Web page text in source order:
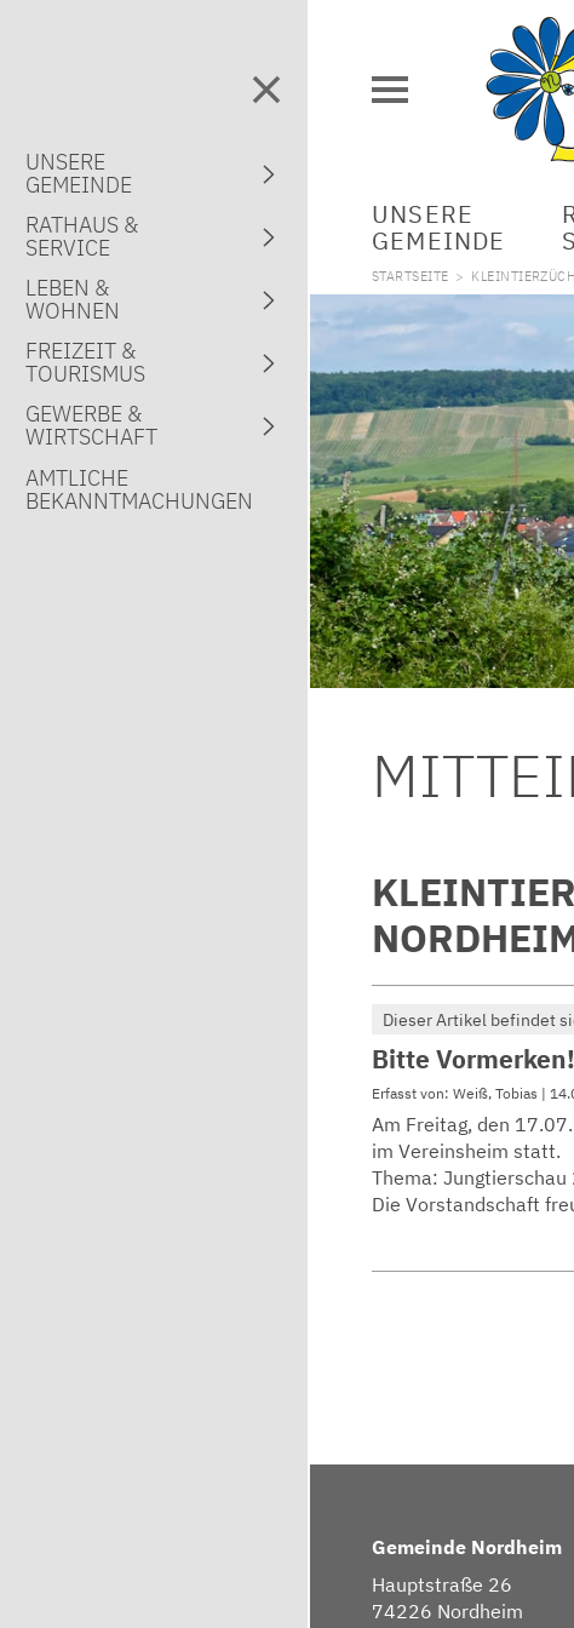
UNSERE
GEMEINDE
STARTSEITE >
Dieser Artikel befindet
Bitte
Erfasst von: Weiß, Tobias |
Am Freitag, den
im Vereinsheim statt.
Thema: Jungtierschau
Die Vorstandschaft
Gemeinde Nordheim
Hauptstraße 26
74226 Nordheim
UNSERE
GEMEINDE
RATHAUS &
SERVICE
LEBEN &
WOHNEN
FREIZEIT &
TOURISMUS
GEWERBE &
WIRTSCHAFT
AMTLICHE
BEKANNTMACHUNGEN